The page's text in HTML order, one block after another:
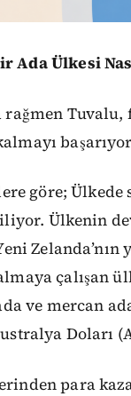
Ada Ülkesi
Tuvalu,
göre;
Ülkenin
Zelanda’nın
çalışan
ve mercan
Doları
para